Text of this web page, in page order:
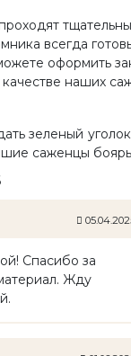
всегда
оформить
наших
зеленый
саженцы
Спасибо за
Жду